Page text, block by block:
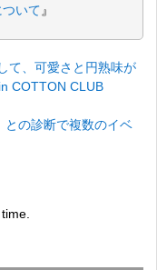
いて 』
て、可愛さと円熟味が
COTTON CLUB
との診断で複数のイベ